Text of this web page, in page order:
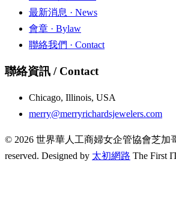
最新消息 · News
會章 · Bylaw
聯絡我們 · Contact
聯絡資訊 / Contact
Chicago, Illinois, USA
merry@merryrichardsjewelers.com
© 2026 世界華人工商婦女企管協會芝加
reserved. Designed by 太初網路 The First